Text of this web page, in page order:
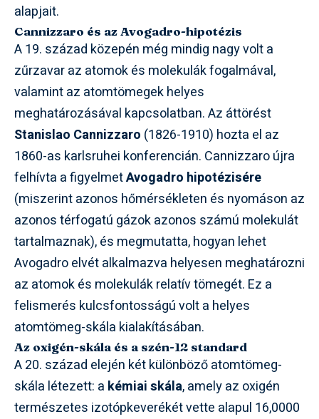
alapjait.
Cannizzaro és az Avogadro-hipotézis
A 19. század közepén még mindig nagy volt a
zűrzavar az atomok és molekulák fogalmával,
valamint az atomtömegek helyes
meghatározásával kapcsolatban. Az áttörést
Stanislao Cannizzaro (1826-1910) hozta el az
1860-as karlsruhei konferencián. Cannizzaro újra
felhívta a figyelmetAvogadro hipotézisére
(miszerint azonos hőmérsékleten és nyomáson az
azonos térfogatú gázok azonos számú molekulát
tartalmaznak), és megmutatta, hogyan lehet
Avogadro elvét alkalmazva helyesen meghatározni
az atomok és molekulák relatív tömegét. Ez a
felismerés kulcsfontosságú volt a helyes
atomtömeg-skála kialakításában.
Az oxigén-skála és a szén-12 standard
A 20. század elején két különböző atomtömeg-
skála létezett: a kémiai skála, amely az oxigén
természetes izotópkeverékét vette alapul 16,0000